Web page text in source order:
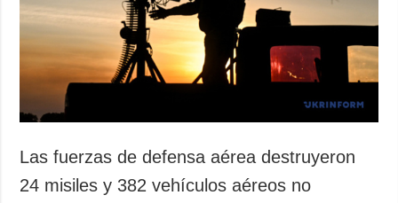
Las fuerzas de defensa aérea destruyeron
24 misiles y 382 vehículos aéreos no